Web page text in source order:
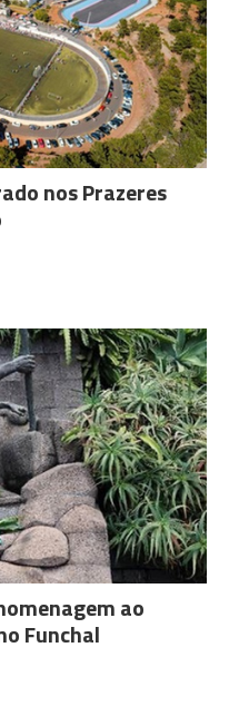
nos Prazeres
ao
Funchal